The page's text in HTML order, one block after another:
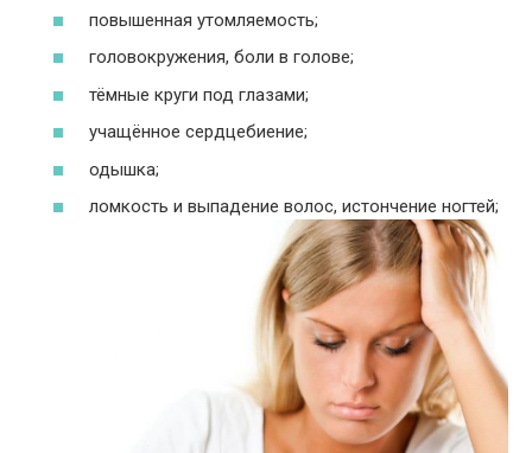
повышенная утомляемость;
головокружения, боли в голове;
тёмные круги под глазами;
учащённое сердцебиение;
одышка;
ломкость и выпадение волос, истончение ногтей;